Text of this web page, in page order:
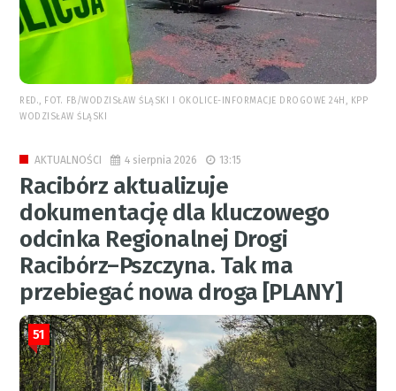
RED., FOT. FB/WODZISŁAW ŚLĄSKI I OKOLICE-INFORMACJE DROGOWE 24H, KPP
WODZISŁAW ŚLĄSKI
AKTUALNOŚCI 4 sierpnia 2026 13:15
Racibórz aktualizuje
dokumentację dla kluczowego
odcinka Regionalnej Drogi
Racibórz–Pszczyna. Tak ma
przebiegać nowa droga [PLANY]
51